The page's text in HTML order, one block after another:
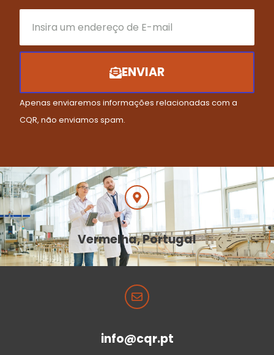
ENVIAR
Apenas enviaremos informações relacionadas com a
CQR, não enviamos spam.
Vermelha, Portugal
info@cqr.pt